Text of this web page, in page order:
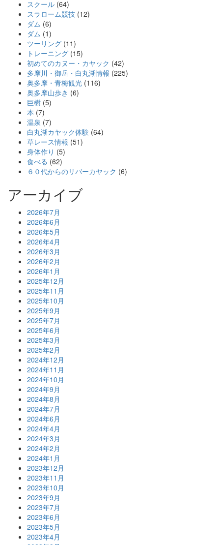
スクール (64)
スラローム競技 (12)
ダム (6)
ダム (1)
ツーリング (11)
トレーニング (15)
初めてのカヌー・カヤック (42)
多摩川・御岳・白丸湖情報 (225)
奥多摩・青梅観光 (116)
奥多摩山歩き (6)
巨樹 (5)
本 (7)
温泉 (7)
白丸湖カヤック体験 (64)
草レース情報 (51)
身体作り (5)
食べる (62)
６０代からのリバーカヤック (6)
アーカイブ
2026年7月
2026年6月
2026年5月
2026年4月
2026年3月
2026年2月
2026年1月
2025年12月
2025年11月
2025年10月
2025年9月
2025年7月
2025年6月
2025年3月
2025年2月
2024年12月
2024年11月
2024年10月
2024年9月
2024年8月
2024年7月
2024年6月
2024年4月
2024年3月
2024年2月
2024年1月
2023年12月
2023年11月
2023年10月
2023年9月
2023年7月
2023年6月
2023年5月
2023年4月